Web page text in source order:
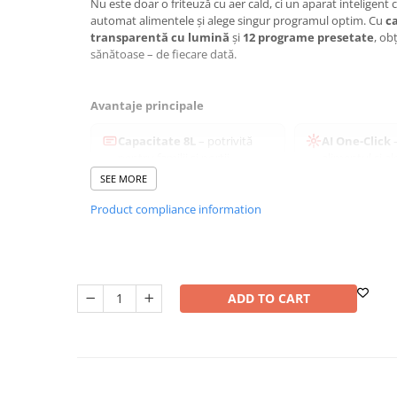
Washing Machines & Dishwashers
Washing Machines
Clothes Dryers
PERSONAL CARE
Uscătoare de Păr
CASA, GRADINA SI BRICOLAJ
Nu este doar o friteuză cu aer cald, ci un aparat inteligent
automat alimentele și alege singur programul optim. Cu
transparentă cu lumină și 12 programe presetate,
sănătoase – de fiecare dată.
Avantaje principale
Capacitate 8L
– potrivită
generoase.
AI One-Click
12 programe presetate
Panou digital tactil – control precis al timpului și
Rezultate uniforme, crocante la exterior și fragede
SEE MORE
Product compliance information
ADD TO CART